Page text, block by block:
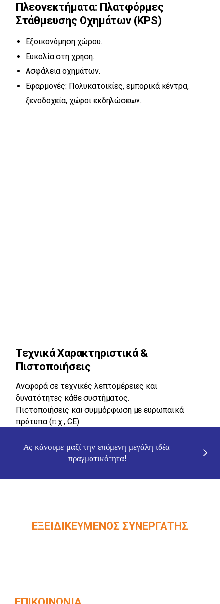
Πλεονεκτήματα: Πλατφόρμες
Στάθμευσης Οχημάτων (KPS)
Εξοικονόμηση χώρου.
Ευκολία στη χρήση.
Ασφάλεια οχημάτων.
Εφαρμογές: Πολυκατοικίες, εμπορικά κέντρα,
ξενοδοχεία, χώροι εκδηλώσεων..
Τεχνικά Χαρακτηριστικά &
Πιστοποιήσεις
Αναφορά σε τεχνικές λεπτομέρειες και
δυνατότητες κάθε συστήματος.
Πιστοποιήσεις και συμμόρφωση με ευρωπαϊκά
πρότυπα (π.χ., CE).
Ας κάνουμε μαζί την επόμενη μεγάλη ιδέα
πραγματικότητα!
ΕΞΕΙΔΙΚΕΥΜΈΝΟΣ ΣΥΝΕΡΓΆΤΗΣ